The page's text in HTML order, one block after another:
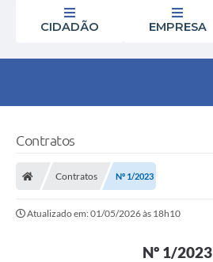
CIDADÃO EMPRESA
Contratos
Contratos Nº 1/2023
Atualizado em: 01/05/2026 às 18h10
Nº 1/2023